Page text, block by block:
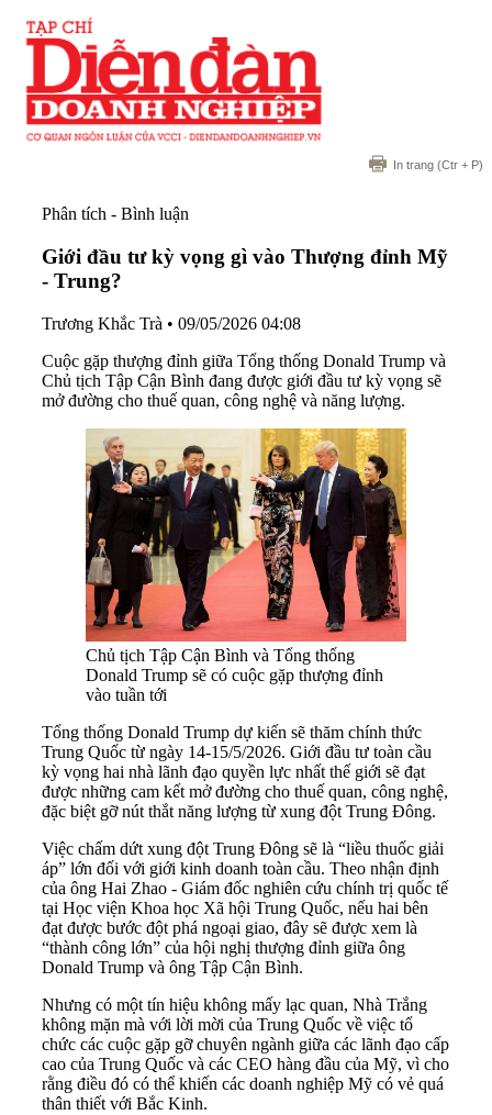
In trang (Ctr + P)
Phân tích - Bình luận
Giới đầu tư kỳ vọng gì vào Thượng đỉnh Mỹ
- Trung?
Trương Khắc Trà • 09/05/2026 04:08
Cuộc gặp thượng đỉnh giữa Tổng thống Donald Trump và
Chủ tịch Tập Cận Bình đang được giới đầu tư kỳ vọng sẽ
mở đường cho thuế quan, công nghệ và năng lượng.
Chủ tịch Tập Cận Bình và Tổng thống
Donald Trump sẽ có cuộc gặp thượng đỉnh
vào tuần tới
Tổng thống Donald Trump dự kiến sẽ thăm chính thức
Trung Quốc từ ngày 14-15/5/2026. Giới đầu tư toàn cầu
kỳ vọng hai nhà lãnh đạo quyền lực nhất thế giới sẽ đạt
được những cam kết mở đường cho thuế quan, công nghệ,
đặc biệt gỡ nút thắt năng lượng từ xung đột Trung Đông.
Việc chấm dứt xung đột Trung Đông sẽ là “liều thuốc giải
áp” lớn đối với giới kinh doanh toàn cầu. Theo nhận định
của ông Hai Zhao - Giám đốc nghiên cứu chính trị quốc tế
tại Học viện Khoa học Xã hội Trung Quốc, nếu hai bên
đạt được bước đột phá ngoại giao, đây sẽ được xem là
“thành công lớn” của hội nghị thượng đỉnh giữa ông
Donald Trump và ông Tập Cận Bình.
Nhưng có một tín hiệu không mấy lạc quan, Nhà Trắng
không mặn mà với lời mời của Trung Quốc về việc tổ
chức các cuộc gặp gỡ chuyên ngành giữa các lãnh đạo cấp
cao của Trung Quốc và các CEO hàng đầu của Mỹ, vì cho
rằng điều đó có thể khiến các doanh nghiệp Mỹ có vẻ quá
thân thiết với Bắc Kinh.